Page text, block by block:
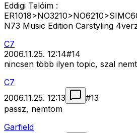
Eddigi Telóim :
N73 Music Edition Carstyling
C7
2006.11.25. 12:14#14
nincsen több ilyen topic, szal
C7
2006.11.25. 12:13
#13
passz, nemtom
Garfield